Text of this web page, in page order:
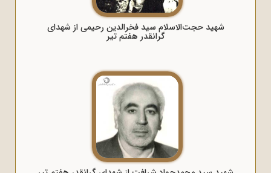
شهید حجت‌الاسلام سید فخرالدین رحیمی از شهدای
گرانقدر هفتم تیر